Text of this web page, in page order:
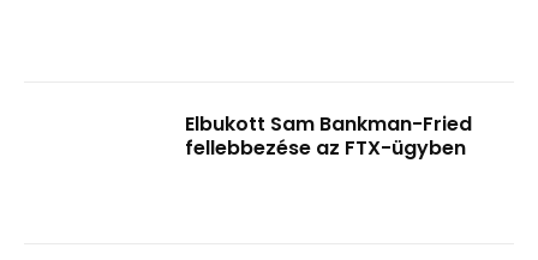
Elbukott Sam Bankman-Fried
fellebbezése az FTX-ügyben